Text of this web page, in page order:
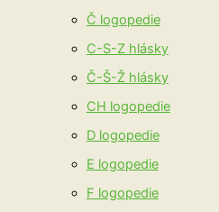
Č logopedie
C-S-Z hlásky
Č-Š-Ž hlásky
CH logopedie
D logopedie
E logopedie
F logopedie